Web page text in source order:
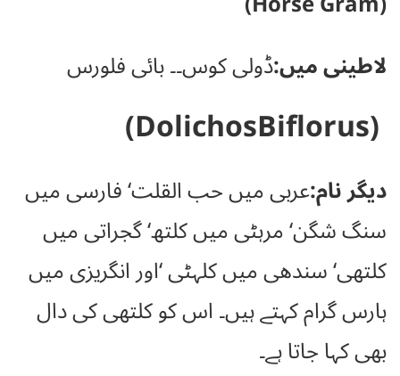
لاطینی میں:ڈولی کوس۔۔ بائی فلورس
(DolichosBiflorus)
دیگر نام:عربی میں حب القلت‘ فارسی میں
سنگ شگن‘ مرہٹی میں کلتھ‘ گجراتی میں
کلتھی‘ سندھی میں کلہٹی ‘اور انگریزی میں
ہارس گرام کہتے ہیں۔ اس کو کلتھی کی دال
بھی کہا جاتا ہے۔